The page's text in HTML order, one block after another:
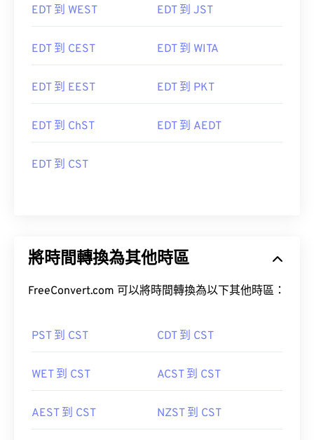
EDT 到 WEST EDT 到 JST
EDT 到 CEST EDT 到 WITA
EDT 到 EEST EDT 到 PKT
EDT 到 ChST EDT 到 AEDT
EDT 到 CST
將時間轉換為其他時區
FreeConvert.com 可以將時間轉換為以下其他時區：
PST 到 CST CDT 到 CST
WET 到 CST ACST 到 CST
AEST 到 CST NZST 到 CST